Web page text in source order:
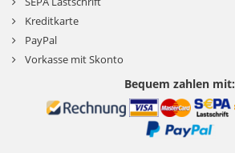
Kreditkarte
PayPal
Vorkasse mit Skonto
Bequem zahlen mit: